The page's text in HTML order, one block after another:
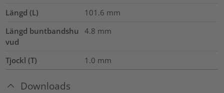
Längd (L)
101.6 mm
Längd buntbandshu
vud
4.8 mm
Tjockl (T) 1.0 mm
Downloads